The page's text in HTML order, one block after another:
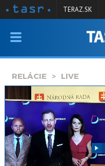
VYSIELANIE
SPRAVODAJSTVO
KONTAKT
ARCHÍV
TERAZ.SK
RELÁCIE LIVE